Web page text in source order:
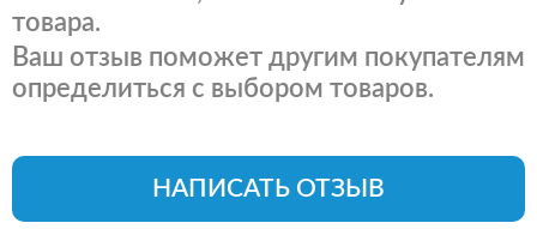
товара.
Ваш отзыв поможет другим покупателям
определиться с выбором товаров.
НАПИСАТЬ ОТЗЫВ